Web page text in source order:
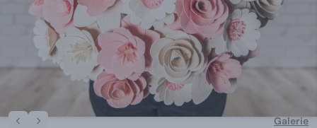
Galerie